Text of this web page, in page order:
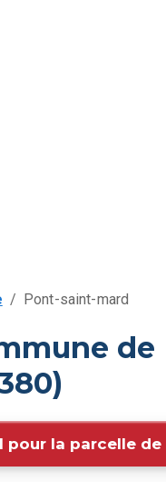
/ Pont-saint-mard
la parcelle de